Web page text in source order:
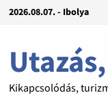
2026.08.07. - Ibolya
Kikapcsolódás,